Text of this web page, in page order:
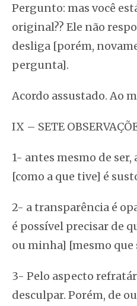
Pergunto: mas você
original?? Ele não
desliga [porém,
pergunta].
Acordo assustado. Ao
IX – SETE
1- antes mesmo de
[como a que tive] é
2- a transparência é
é possível precisar de
ou minha] [mesmo que
3- Pelo aspecto
desculpar. Porém, de